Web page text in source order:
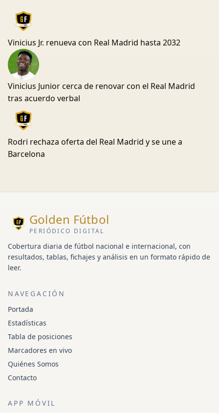
Vinicius Jr. renueva con Real Madrid hasta 2032
Vinicius Junior cerca de renovar con el Real Madrid
tras acuerdo verbal
Rodri rechaza oferta del Real Madrid y se une a
Barcelona
Golden Fútbol
PERIÓDICO DIGITAL
Cobertura diaria de fútbol nacional e internacional, con
resultados, tablas, fichajes y análisis en un formato rápido de
leer.
NAVEGACIÓN
Portada
Estadísticas
Tabla de posiciones
Marcadores en vivo
Quiénes Somos
Contacto
APP MÓVIL